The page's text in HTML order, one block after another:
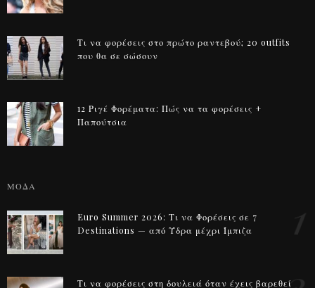
Τι να φορέσεις στο πρώτο ραντεβού; 20 outfits
που θα σε σώσουν
12 Ριγέ Φορέματα: Πώς να τα φορέσεις +
Παπούτσια
ΜΟΔΑ
Euro Summer 2026: Τι να Φορέσεις σε 7
Destinations — από Ύδρα μέχρι Ίμπιζα
Τι να φορέσεις στη δουλειά όταν έχεις βαρεθεί